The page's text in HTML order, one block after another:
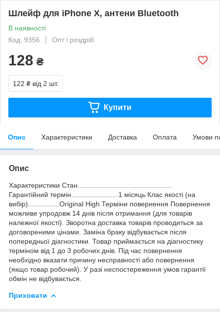
Шлейф для iPhone X, антени Bluetooth
В наявності
Код: 9356
Опт і роздріб
128 ₴
122 ₴ від 2 шт.
Купити
Опис Характеристики Доставка Оплата Умови
Опис
Характеристики Стан................................................
Гарантійний термін........................1 місяць Клас якості (на
вибір)................Original High Терміни повернення Повернення
можливе упродовж 14 днів після отримання (для товарів
належної якості). Зворотна доставка товарів проводиться за
договореними цінами. Заміна браку відбувається після
попередньої діагностики. Товар приймається на діагностику
терміном від 1 до 3 робочих днів. Під час повернення
необхідно вказати причину несправності або повернення
(якщо товар робочий). У разі неспостереження умов гарантії
обмін не відбувається.
Приховати